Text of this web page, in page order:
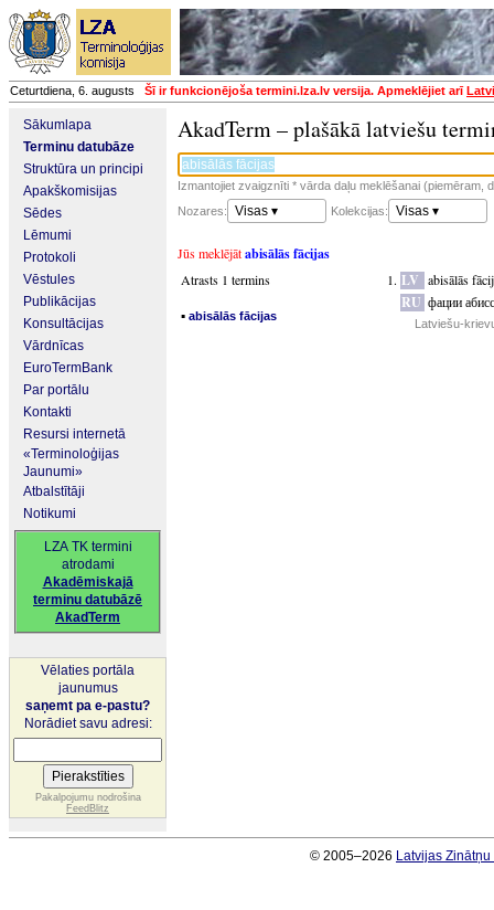
Ceturtdiena, 6. augusts Šī ir funkcionējoša termini.lza.lv versija. Apmeklējiet arī
Sākumlapa
Terminu datubāze
Struktūra un principi
Apakškomisijas
Sēdes
Lēmumi
Protokoli
Vēstules
Publikācijas
Konsultācijas
Vārdnīcas
EuroTermBank
Par portālu
Kontakti
Resursi internetā
«Terminoloģijas
Jaunumi»
Atbalstītāji
Notikumi
LZA TK termini
atrodami
Akadēmiskajā
terminu datubāzē
AkadTerm
Vēlaties portāla
jaunumus
saņemt pa e-pastu?
Norādiet savu adresi:
Pakalpojumu nodrošina
FeedBlitz
AkadTerm – plašākā latviešu
Izmantojiet zvaigznīti * vārda daļu meklēšanai (piemēram,
Nozares:
Visas ▾ Kolekcijas: Visas ▾
Jūs meklējātabisālās fācijas
Atrasts 1 termins
▪ abisālās fācijas
LV abisālās
RU фации
Latviešu-
© 2005–2026 Latvijas